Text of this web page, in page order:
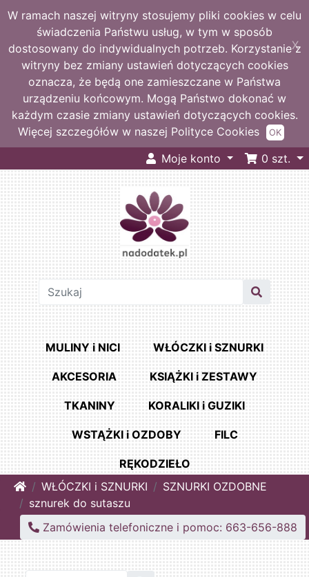
W ramach naszej witryny stosujemy pliki cookies w celu
świadczenia Państwu usług, w tym w sposób
dostosowany do indywidualnych potrzeb. Korzystanie z
witryny bez zmiany ustawień dotyczących cookies
oznacza, że będą one zamieszczane w Państwa
urządzeniu końcowym. Mogą Państwo dokonać w
każdym czasie zmiany ustawień dotyczących cookies.
Więcej szczegółów w naszej Polityce Cookies
X
OK
Moje konto 0 szt.
MULINY i NICI WŁÓCZKI i SZNURKI
AKCESORIA KSIĄŻKI i ZESTAWY
TKANINY KORALIKI i GUZIKI
WSTĄŻKI i OZDOBY FILC
RĘKODZIEŁO
HomeWŁÓCZKI i SZNURKI
SZNURKI OZDOBNE
sznurek do sutaszu
Zamówienia telefoniczne i pomoc: 663-656-888